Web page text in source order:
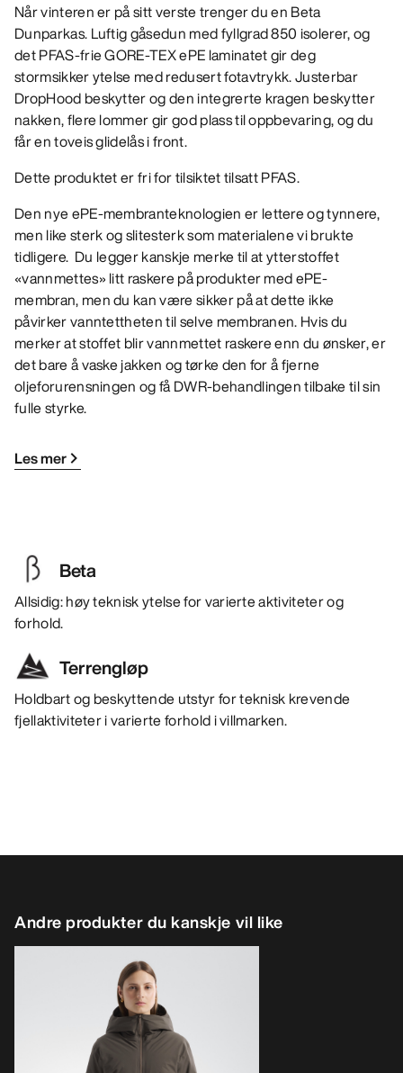
Når vinteren er på sitt verste trenger du en Beta
Dunparkas. Luftig gåsedun med fyllgrad 850 isolerer, og
det PFAS-frie GORE-TEX ePE laminatet gir deg
stormsikker ytelse med redusert fotavtrykk. Justerbar
DropHood beskytter og den integrerte kragen beskytter
nakken, flere lommer gir god plass til oppbevaring, og du
får en toveis glidelås i front.
Dette produktet er fri for tilsiktet tilsatt PFAS.
Den nye ePE-membranteknologien er lettere og tynnere,
men like sterk og slitesterk som materialene vi brukte
tidligere. Du legger kanskje merke til at ytterstoffet
«vannmettes» litt raskere på produkter med ePE-
membran, men du kan være sikker på at dette ikke
påvirker vanntettheten til selve membranen. Hvis du
merker at stoffet blir vannmettet raskere enn du ønsker, er
det bare å vaske jakken og tørke den for å fjerne
oljeforurensningen og få DWR-behandlingen tilbake til sin
fulle styrke.
Les mer
Beta
Allsidig: høy teknisk ytelse for varierte aktiviteter og
forhold.
Terrengløp
Holdbart og beskyttende utstyr for teknisk krevende
fjellaktiviteter i varierte forhold i villmarken.
Andre produkter du kanskje vil like